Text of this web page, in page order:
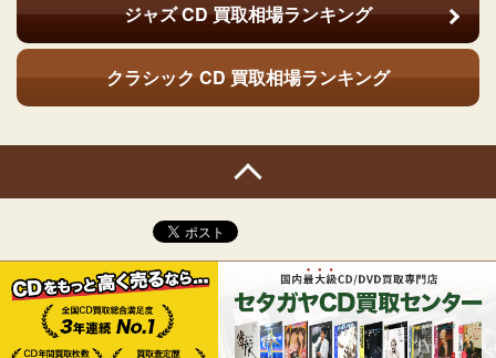
ジャズ CD買取相場ランキング
クラシック CD 買取相場ランキング